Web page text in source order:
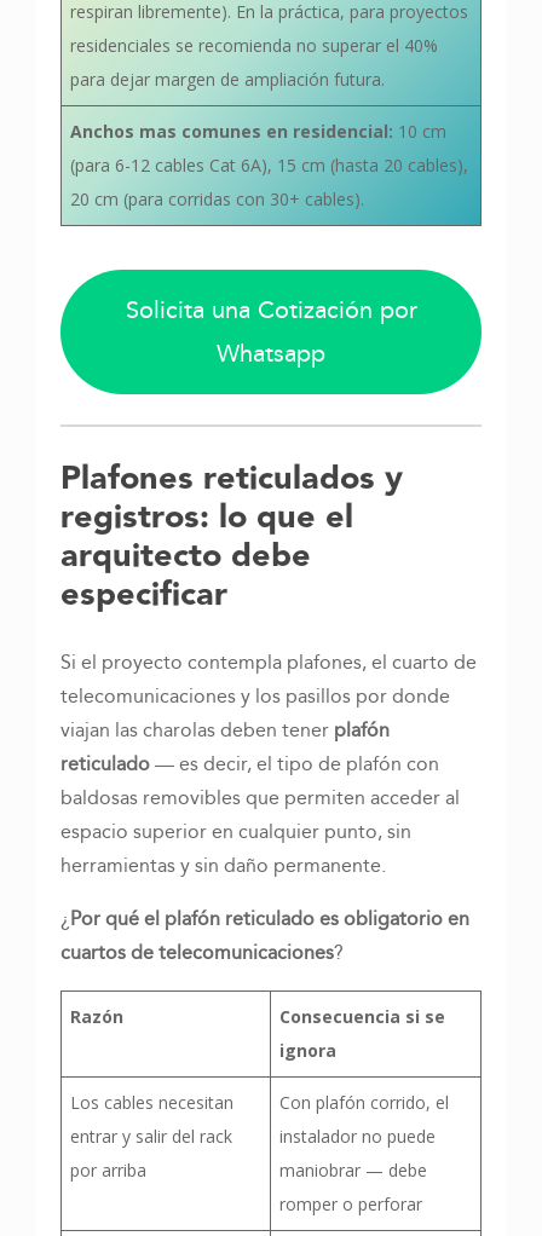
respiran libremente). En la práctica, para proyectos
residenciales se recomienda no superar el 40%
para dejar margen de ampliación futura.
Anchos mas comunes en residencial: 10 cm
(para 6-12 cables Cat 6A), 15 cm (hasta 20 cables),
20 cm (para corridas con 30+ cables).
Solicita una Cotización por
Whatsapp
Plafones reticulados y
registros: lo que el
arquitecto debe
especificar
Si el proyecto contempla plafones, el cuarto de
telecomunicaciones y los pasillos por donde
viajan las charolas deben tener plafón
reticulado— es decir, el tipo de plafón con
baldosas removibles que permiten acceder al
espacio superior en cualquier punto, sin
herramientas y sin daño permanente.
¿Por qué el plafón reticulado es obligatorio en
cuartos de telecomunicaciones?
Razón
Consecuencia si se
ignora
Los cables necesitan
entrar y salir del rack
por arriba
Con plafón corrido, el
instalador no puede
maniobrar — debe
romper o perforar